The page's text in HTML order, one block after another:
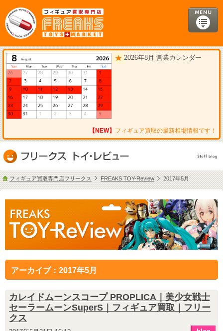
2026年8月 営業カレンダー
【NEW】 フィギュア買取の最新相場情報です！
フィギュア買取専門店フリークス FREAKS TOY-Review 2017年5月
アーカイブ：2017年5月
カレイドムーンスコープ PROPLICA｜美少女戦士
セーラームーンSuperS｜フィギュア買取｜フリー
クス